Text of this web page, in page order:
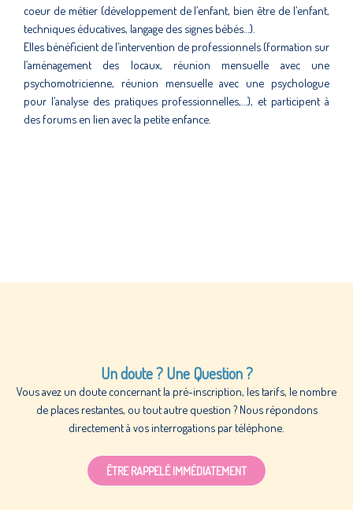
coeur de métier (développement de l’enfant, bien être de l’enfant,
techniques éducatives, langage des signes bébés…).
Elles bénéficient de l’intervention de professionnels (formation sur
l’aménagement des locaux, réunion mensuelle avec une
psychomotricienne, réunion mensuelle avec une psychologue
pour l’analyse des pratiques professionnelles,…), et participent à
des forums en lien avec la petite enfance.
Un doute ? Une Question ?
Vous avez un doute concernant la pré-inscription, les tarifs, le nombre
de places restantes, ou tout autre question ? Nous répondons
directement à vos interrogations par téléphone.
ÊTRE RAPPELÉ IMMÉDIATEMENT